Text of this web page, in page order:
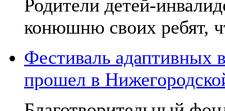
Родители детей-
конюшню своих ребят,
Фестиваль адаптивных
прошел в